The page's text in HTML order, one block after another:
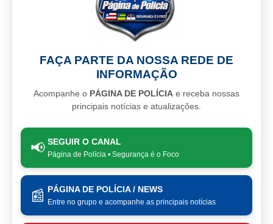
FAÇA PARTE DA NOSSA REDE DE
INFORMAÇÃO
Acompanhe o PÁGINA DE POLÍCIA e receba nossas
principais notícias e atualizações.
📢 SEGUIR O CANAL
Página de Polícia • Segurança é o Foco
📰 PÁGINA DE POLÍCIA / NEWS
Entre no grupo e acompanhe as principais notícias